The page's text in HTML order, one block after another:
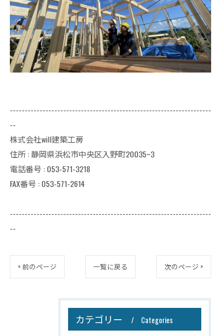
--------------------------------------------------------------------
--
株式会社will建築工房
住所 : 静岡県浜松市中央区入野町20035ｰ3
電話番号 : 053-571-3218
FAX番号 : 053-571-2614
--------------------------------------------------------------------
--
< 前のページ 一覧に戻る 次のページ >
カテゴリー Categories